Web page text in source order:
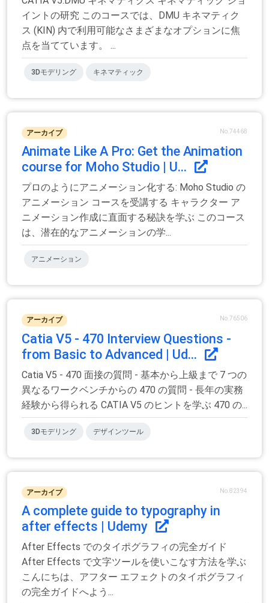
イントの研究 このコースでは、DMU キネマティク
ス (KIN) 内で利用可能なさまざまなオプションに焦
点を当てています。 ...
3Dモデリング キネマティック
アーカイブ No.74468
Animate Like A Pro: Get the Animation
course for Moho Studio | U...
プロのようにアニメーション化する: Moho Studio の
アニメーション コースを受講する キャラクター ア
ニメーション作成に直面する秘訣を学ぶ このコース
は、潜在的なアニメーションの学...
アニメーション
アーカイブ No.76506
Catia V5 - 470 Interview Questions -
from Basic to Advanced | Ud...
Catia V5 - 470 面接の質問 - 基本から上級まで 7 つの
異なるワークベンチからの 470 の質問 - 長年の実務
経験から得られる CATIA V5 のヒントを学ぶ 470 の...
3Dモデリング デザインツール
アーカイブ No.82394
A complete guide to typography in
after effects | Udemy
After Effects でのタイポグラフィの完全ガイド
After Effects で文字ツールを使いこなす方法を学ぶ
こんにちは、アフター エフェクトのタイポグラフィ
の完全ガイドへよう...